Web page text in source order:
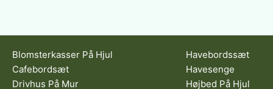
Blomsterkasser På Hjul
Cafebordsæt
Drivhus På Mur
Havebordssæt
Havesenge
Højbed På Hjul